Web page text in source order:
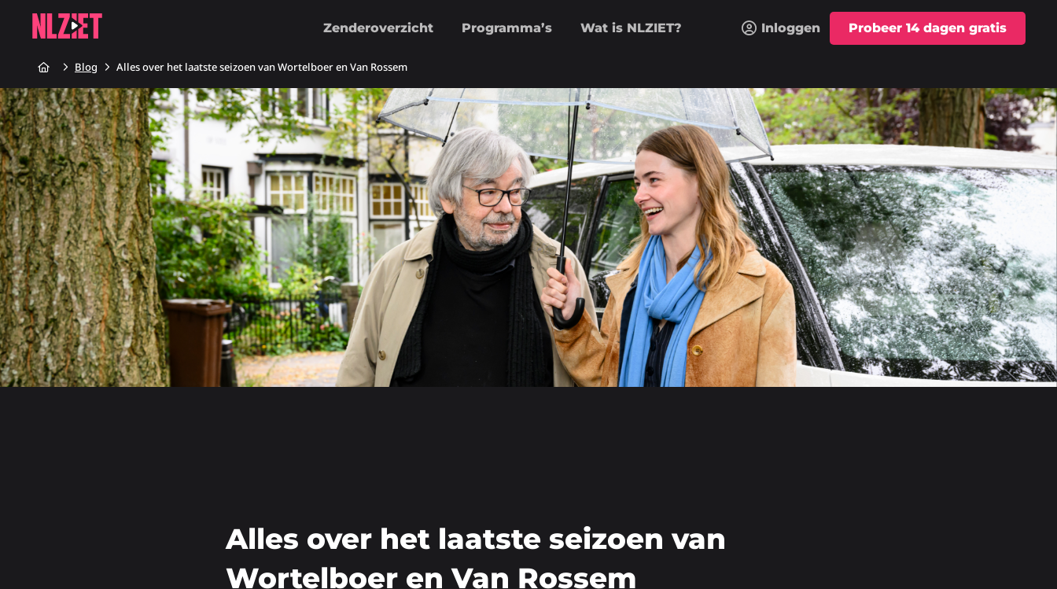
Zenderoverzicht Programma’s Wat is NLZIET? Inloggen Probeer 14 dagen gratis
HomeBlog Alles over het laatste seizoen van Wortelboer en Van Rossem
Alles over het laatste seizoen van
Wortelboer en Van Rossem